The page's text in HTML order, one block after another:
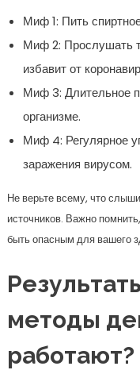
Миф 1: Пить
Миф 2: Прослушать
избавит от
Миф 3: Длительное
организме.
Миф 4: Регулярное
заражения вирусом.
Не верьте всему, что
источников. Важно
быть опасным для вашего
методы
работают?